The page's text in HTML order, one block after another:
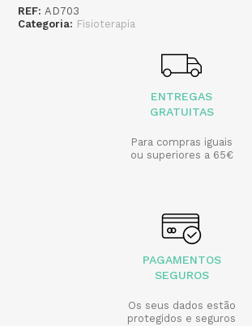
REF:AD703
Categoria: Fisioterapia
ENTREGAS
GRATUITAS
Para compras iguais
ou superiores a 65€
PAGAMENTOS
SEGUROS
Os seus dados estão
protegidos e seguros